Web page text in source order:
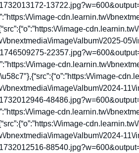
\/image-cdn.learnin.tw\/
\/image-
bnextmedia\/image\/album\/2025-
\/image-cdn.learnin.tw\/
\/image-
bnextmedia\/image\/album\/2024-
\/image-cdn.learnin.tw\/
\/image-
bnextmedia\/image\/album\/2024-